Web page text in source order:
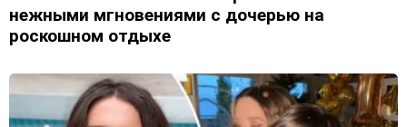
нежными мгновениями с дочерью на
роскошном отдыхе